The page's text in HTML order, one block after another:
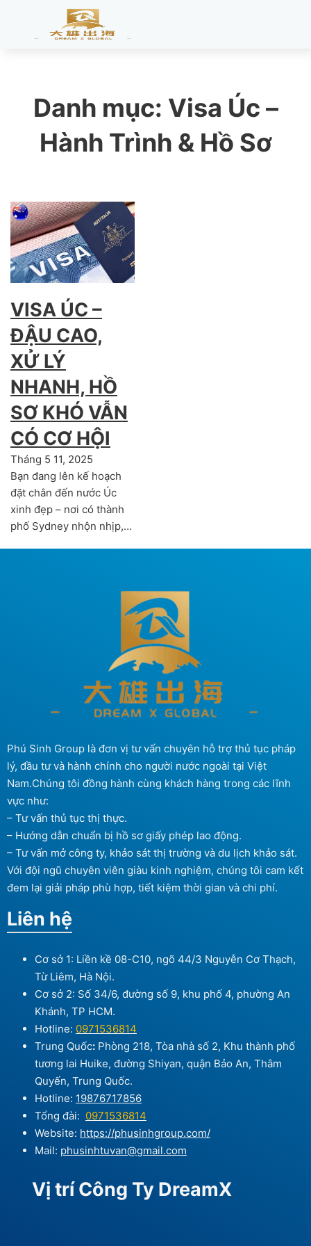
Danh mục: Visa Úc –
Hành Trình & Hồ Sơ
VISA ÚC –
ĐẬU CAO,
XỬ LÝ
NHANH, HỒ
SƠ KHÓ VẪN
CÓ CƠ HỘI
Tháng 5 11, 2025
Bạn đang lên kế hoạch
đặt chân đến nước Úc
xinh đẹp – nơi có thành
phố Sydney nhộn nhịp,…
Phú Sinh Group là đơn vị tư vấn chuyên hỗ trợ thủ tục pháp
lý, đầu tư và hành chính cho người nước ngoài tại Việt
Nam.Chúng tôi đồng hành cùng khách hàng trong các lĩnh
vực như:
– Tư vấn thủ tục thị thực.
– Hướng dẫn chuẩn bị hồ sơ giấy phép lao động.
– Tư vấn mở công ty, khảo sát thị trường và du lịch khảo sát.
Với đội ngũ chuyên viên giàu kinh nghiệm, chúng tôi cam kết
đem lại giải pháp phù hợp, tiết kiệm thời gian và chi phí.
Liên hệ
Cơ sở 1: Liền kề 08-C10, ngõ 44/3 Nguyễn Cơ Thạch,
Từ Liêm, Hà Nội.
Cơ sở 2: Số 34/6, đường số 9, khu phố 4, phường An
Khánh, TP HCM.
Hotline: 0971536814
Trung Quốc: Phòng 218, Tòa nhà số 2, Khu thành phố
tương lai Huike, đường Shiyan, quận Bảo An, Thâm
Quyến, Trung Quốc.
Hotline: 19876717856
Tổng đài: 0971536814
Website: https://phusinhgroup.com/
Mail: phusinhtuvan@gmail.com
Vị trí Công Ty DreamX